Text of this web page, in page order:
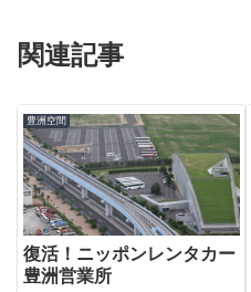
関連記事
豊洲空間
復活！ニッポンレンタカー
豊洲営業所